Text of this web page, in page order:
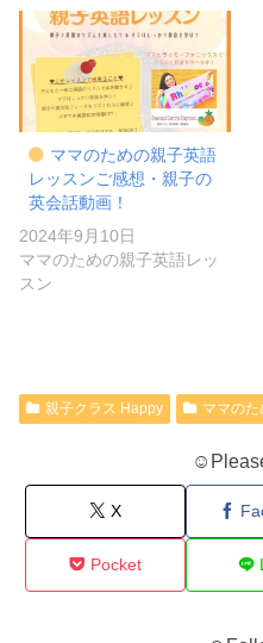
ママのための親子英語
レッスンご感想・親子の
英会話動画！
2024年9月10日
ママのための親子英語レッ
スン
親子クラス Happy ママの
X
Pocket